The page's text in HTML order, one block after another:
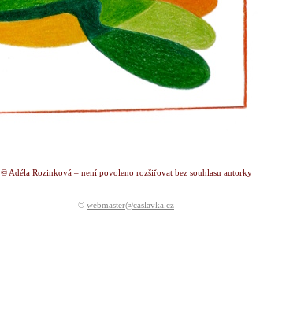
© Adéla Rozinková – není povoleno rozšiřovat bez souhlasu autorky
© webmaster@caslavka.cz